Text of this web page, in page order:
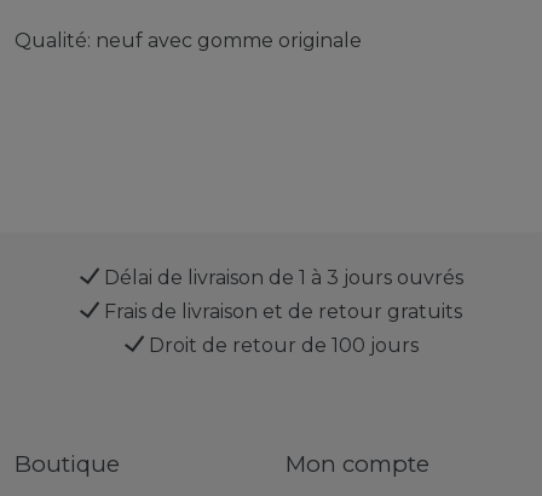
Qualité: neuf avec gomme originale
Délai de livraison de 1 à 3 jours ouvrés
Frais de livraison et de retour gratuits
Droit de retour de 100 jours
Boutique Mon compte